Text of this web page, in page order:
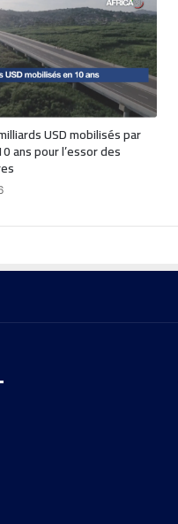
USD mobilisés par
ans pour l’essor des